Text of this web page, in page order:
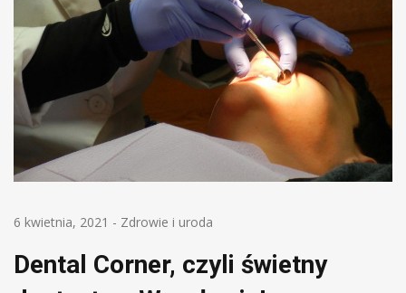
6 kwietnia, 2021 - Zdrowie i uroda
Dental Corner, czyli świetny